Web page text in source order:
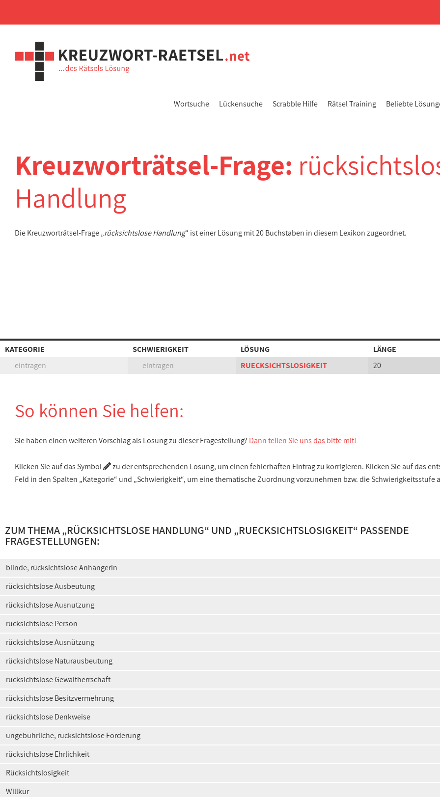
Wortsuche Lückensuche Scrabble Hilfe Rätsel Training Beliebte
Kreuzworträtsel-Frage:
Handlung
Die Kreuzworträtsel-Frage „rücksichtslose Handlung“ ist einer Lösung mit 20 Buchstaben in diesem Lexikon zugeordnet.
KATEGORIE SCHWIERIGKEIT LÖSUNG
LÄNGE
eintragen
eintragen RUECKSICHTSLOSIGKEIT 20
So können Sie helfen:
Sie haben einen weiteren Vorschlag als Lösung zu dieser Fragestellung? Dann teilen Sie uns das bitte mit!
Klicken Sie auf das Symbol
zu der entsprechenden Lösung, um einen fehlerhaften Eintrag zu korrigieren. Klicken Sie auf das
Feld in den Spalten „Kategorie“ und „Schwierigkeit“, um eine thematische Zuordnung vorzunehmen bzw. die Schwierigkeitsstufe
ZUM THEMA „RÜCKSICHTSLOSE HANDLUNG“ UND „RUECKSICHTSLOSIGKEIT“ PASSENDE
FRAGESTELLUNGEN:
blinde, rücksichtslose Anhängerin
rücksichtslose Ausbeutung
rücksichtslose Ausnutzung
rücksichtslose Person
rücksichtslose Ausnützung
rücksichtslose Naturausbeutung
rücksichtslose Gewaltherrschaft
rücksichtslose Besitzvermehrung
rücksichtslose Denkweise
ungebührliche, rücksichtslose Forderung
rücksichtslose Ehrlichkeit
Rücksichtslosigkeit
Willkür